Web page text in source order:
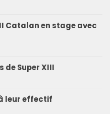
Catalan en stage avec
de Super XIII
leur effectif